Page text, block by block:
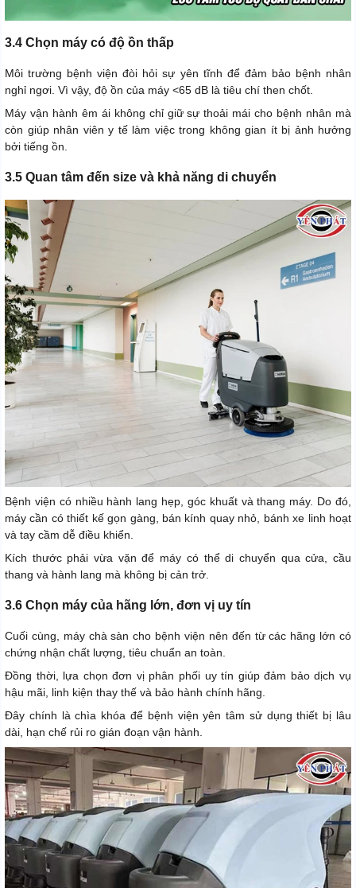
3.4 Chọn máy có độ ồn thấp
Môi trường bệnh viện đòi hỏi sự yên tĩnh để đảm bảo bệnh nhân
nghỉ ngơi. Vì vậy, độ ồn của máy <65 dB là tiêu chí then chốt.
Máy vận hành êm ái không chỉ giữ sự thoải mái cho bệnh nhân mà
còn giúp nhân viên y tế làm việc trong không gian ít bị ảnh hưởng
bởi tiếng ồn.
3.5 Quan tâm đến size và khả năng di chuyển
Bệnh viện có nhiều hành lang hẹp, góc khuất và thang máy. Do đó,
máy cần có thiết kế gọn gàng, bán kính quay nhỏ, bánh xe linh hoạt
và tay cầm dễ điều khiển.
Kích thước phải vừa vặn để máy có thể di chuyển qua cửa, cầu
thang và hành lang mà không bị cản trở.
3.6 Chọn máy của hãng lớn, đơn vị uy tín
Cuối cùng, máy chà sàn cho bệnh viện nên đến từ các hãng lớn có
chứng nhận chất lượng, tiêu chuẩn an toàn.
Đồng thời, lựa chọn đơn vị phân phối uy tín giúp đảm bảo dịch vụ
hậu mãi, linh kiện thay thế và bảo hành chính hãng.
Đây chính là chìa khóa để bệnh viện yên tâm sử dụng thiết bị lâu
dài, hạn chế rủi ro gián đoạn vận hành.